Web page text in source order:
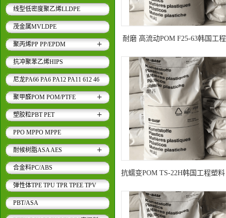
线型低密度聚乙烯LLDPE
茂金属MVLDPE
聚丙烯PP PP/EPDM +
抗冲聚苯乙烯HIPS
尼龙PA66 PA6 PA12 PA11 612 46
9T 6T..
聚甲醛POM POM/PTFE +
塑胶粒PBT PET +
PPO MPPO MPPE
耐候树脂ASA AES +
合金料PC/ABS
弹性体TPE TPU TPR TPEE TPV
PBT/ASA
耐磨 高流动POM F25-63韩国工
抗蠕变POM TS-22H韩国工程塑